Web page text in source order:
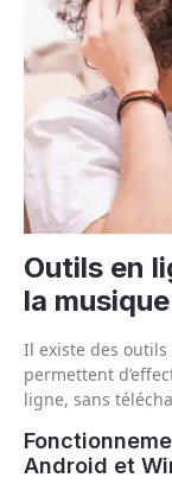
Outils en
la
Il existe des
permettent
ligne, sans
Android et